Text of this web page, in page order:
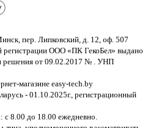
пер. Липковский, д. 12, оф. 507
регистрации ООО «ПК ГекоБел» выдано
решения от 09.02.2017 № . УНП
магазине easy-tech.by
- 01.10.2025г., регистрационный
с 8.00 до 18.00 ежедневно.